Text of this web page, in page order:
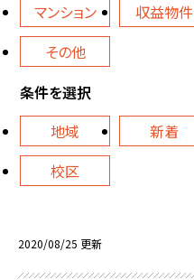
マンション
収益物件
その他
条件を選択
地域
新着
校区
2020/08/25 更新